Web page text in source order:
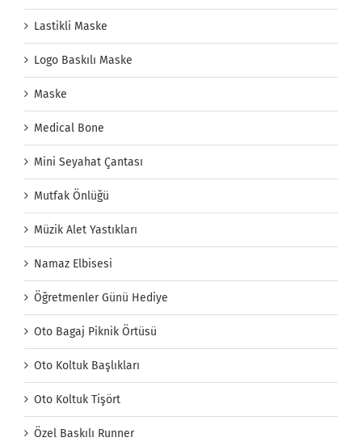
Lastikli Maske
Logo Baskılı Maske
Maske
Medical Bone
Mini Seyahat Çantası
Mutfak Önlüğü
Müzik Alet Yastıkları
Namaz Elbisesi
Öğretmenler Günü Hediye
Oto Bagaj Piknik Örtüsü
Oto Koltuk Başlıkları
Oto Koltuk Tişört
Özel Baskılı Runner